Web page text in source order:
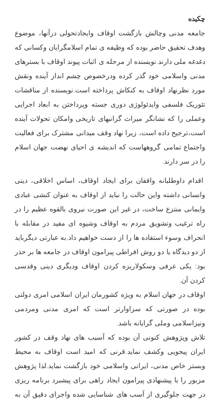
چکیده
جامعه مدنی وچالش بازگشت اوقاف وایجادتحولی درآنها، موضوع
وهدف تحقیق حاضر بوده که وظیفه ی تمام اسلامگرایان وکسانی که
دغدغه ملی دارند.نویسنده از مرحله ی اثبات پیوند اوقاف با بسترهای
مدنی واسلامی خود گذر کرده ودرخصوص چشم انداز آینده ونقش
مورد نظرنهاد اوقاف به کنکاش پرداخته است.نویسنده از مناقشات
تئوریک فلسفی وایدئولوژی دوری جسته وپرداختن به ابعاد اجرایی
وعملی را که نشانگر میراث گرانبهای تاریخی وامکان تحولات آینده
است،ترجیح داده است، زیرا نهاد وقف میدانی مشترک برای فعالیت
واجتماع تمامی گروههاست که اندیشه ی احیای نهضت جهان اسلام
را در سر دارند.
اقدام داوطلبانه واقفان برای ایجاد اوقاف، اساس اخلاقی، دینی
وانسانی داشته واین حالت را نباید از اوقاف به عنوان کنشی عبادی
وایمانی منتزع ساخت، در غیر این صورت نیروی بالقوه عظیم را در
راه ترغیب وتشویق مردم به اوقاف وشیوه ای مفید در مقابله با
انحراف وسوء استفاده ها را از دست خواهیم داد.به عبارتی دیگرباید
از دو دیدگاه یا دو روش افراطی پیرامون اوقاف در جامعه ها بر حذر
بود: یکی عرفی وسکولاریزه کردن اوقاف ودیگری دینی وقدسی
کردن آن.
اوقاف در جهان اسلام به ویژه کشورمان ایران اسلامی امری دولتی
بوده در صورتی که سزاوارتر است که امری مدنی ومردمی
ونیزاسلامی وملی گرایانه باشد.
تلاش وپژوهش کنونی آن بوده که آسیب های نهاد وقف در کشور
ایران پیجویی وکشف نماید.قرنی که امید است اوقاف به محیط
وبستر خاص مدنی، ایرانی واسلامی خود بازگشت نماید.لذا پژوهش
مزبور را با پیشنهادی پیرامون ایجاد راهی برای پیشبرد برنامه ریزی
در جهت جلوگیری از آسب های شناسایی شده واجرای دقیق آن به